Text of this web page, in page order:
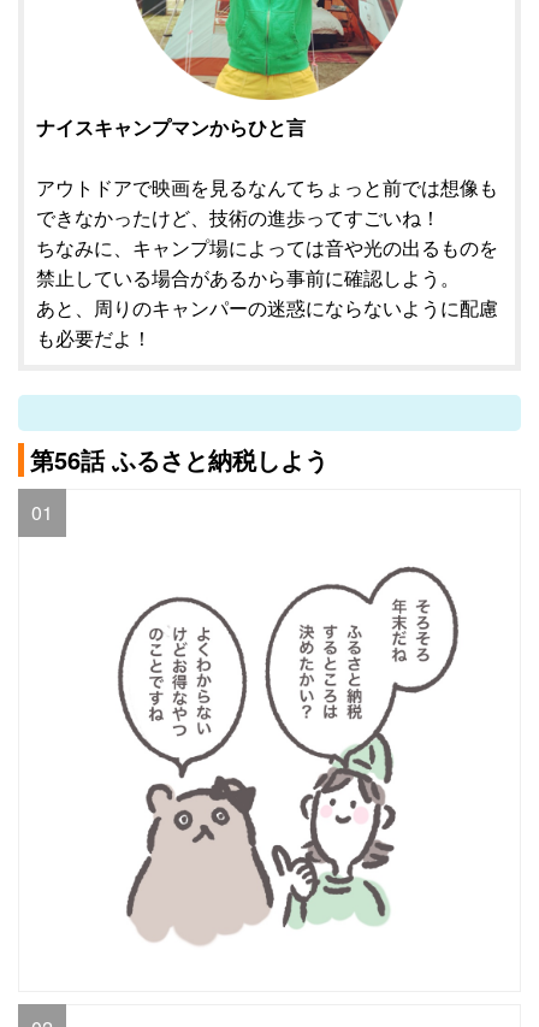
ナイスキャンプマンからひと言
アウトドアで映画を見るなんてちょっと前では想像も
できなかったけど、技術の進歩ってすごいね！
ちなみに、キャンプ場によっては音や光の出るものを
禁止している場合があるから事前に確認しよう。
あと、周りのキャンパーの迷惑にならないように配慮
も必要だよ！
第56話 ふるさと納税しよう